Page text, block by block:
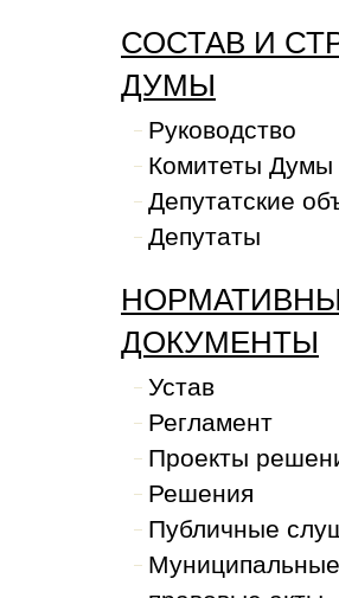
СОСТАВ И
ДУМЫ
Руководство
Комитеты Думы
Депутатские
Депутаты
ДОКУМЕНТЫ
Устав
Регламент
Проекты
Решения
Публичные